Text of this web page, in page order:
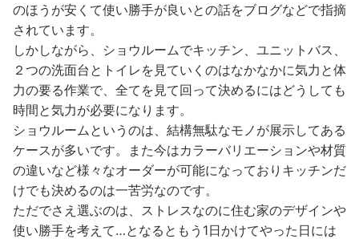
のほうが安くて使い勝手が良いとの話をブログなどで指摘
されています。
しかしながら、ショウルームでキッチン、ユニットバス、
２つの洗面台とトイレを見ていくのはなかなかに気力と体
力の要る作業で、全てを見て回って決めるにはどうしても
時間と気力が必要になります。
ショウルームというのは、結構無駄なモノが展示してある
ケースが多いです。また今はカラーバリエーションや材質
の違いなど様々なオーダーが可能になっておりキッチンだ
けでも決めるのは一苦労なのです。
ただでさえ選ぶのは、ストレスなのに住む家のデザインや
使い勝手を考えて…となるともう1日かけてやった日には